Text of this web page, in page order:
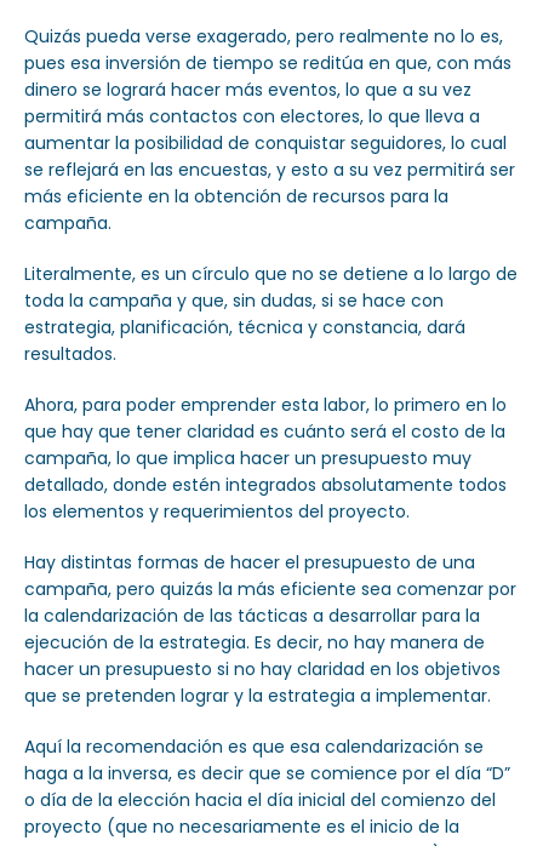
Quizás pueda verse exagerado, pero realmente no lo es,
pues esa inversión de tiempo se reditúa en que, con más
dinero se logrará hacer más eventos, lo que a su vez
permitirá más contactos con electores, lo que lleva a
aumentar la posibilidad de conquistar seguidores, lo cual
se reflejará en las encuestas, y esto a su vez permitirá ser
más eficiente en la obtención de recursos para la
campaña.
Literalmente, es un círculo que no se detiene a lo largo de
toda la campaña y que, sin dudas, si se hace con
estrategia, planificación, técnica y constancia, dará
resultados.
Ahora, para poder emprender esta labor, lo primero en lo
que hay que tener claridad es cuánto será el costo de la
campaña, lo que implica hacer un presupuesto muy
detallado, donde estén integrados absolutamente todos
los elementos y requerimientos del proyecto.
Hay distintas formas de hacer el presupuesto de una
campaña, pero quizás la más eficiente sea comenzar por
la calendarización de las tácticas a desarrollar para la
ejecución de la estrategia. Es decir, no hay manera de
hacer un presupuesto si no hay claridad en los objetivos
que se pretenden lograr y la estrategia a implementar.
Aquí la recomendación es que esa calendarización se
haga a la inversa, es decir que se comience por el día “D”
o día de la elección hacia el día inicial del comienzo del
proyecto (que no necesariamente es el inicio de la